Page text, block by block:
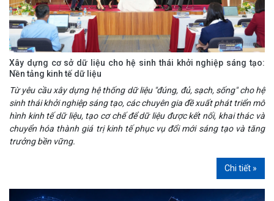
Xây dựng cơ sở dữ liệu cho hệ sinh thái khởi nghiệp sáng tạo:
Nền tảng kinh tế dữ liệu
Từ yêu cầu xây dựng hệ thống dữ liệu "đúng, đủ, sạch, sống" cho hệ
sinh thái khởi nghiệp sáng tạo, các chuyên gia đề xuất phát triển mô
hình kinh tế dữ liệu, tạo cơ chế để dữ liệu được kết nối, khai thác và
chuyển hóa thành giá trị kinh tế phục vụ đổi mới sáng tạo và tăng
trưởng bền vững.
Chi tiết »